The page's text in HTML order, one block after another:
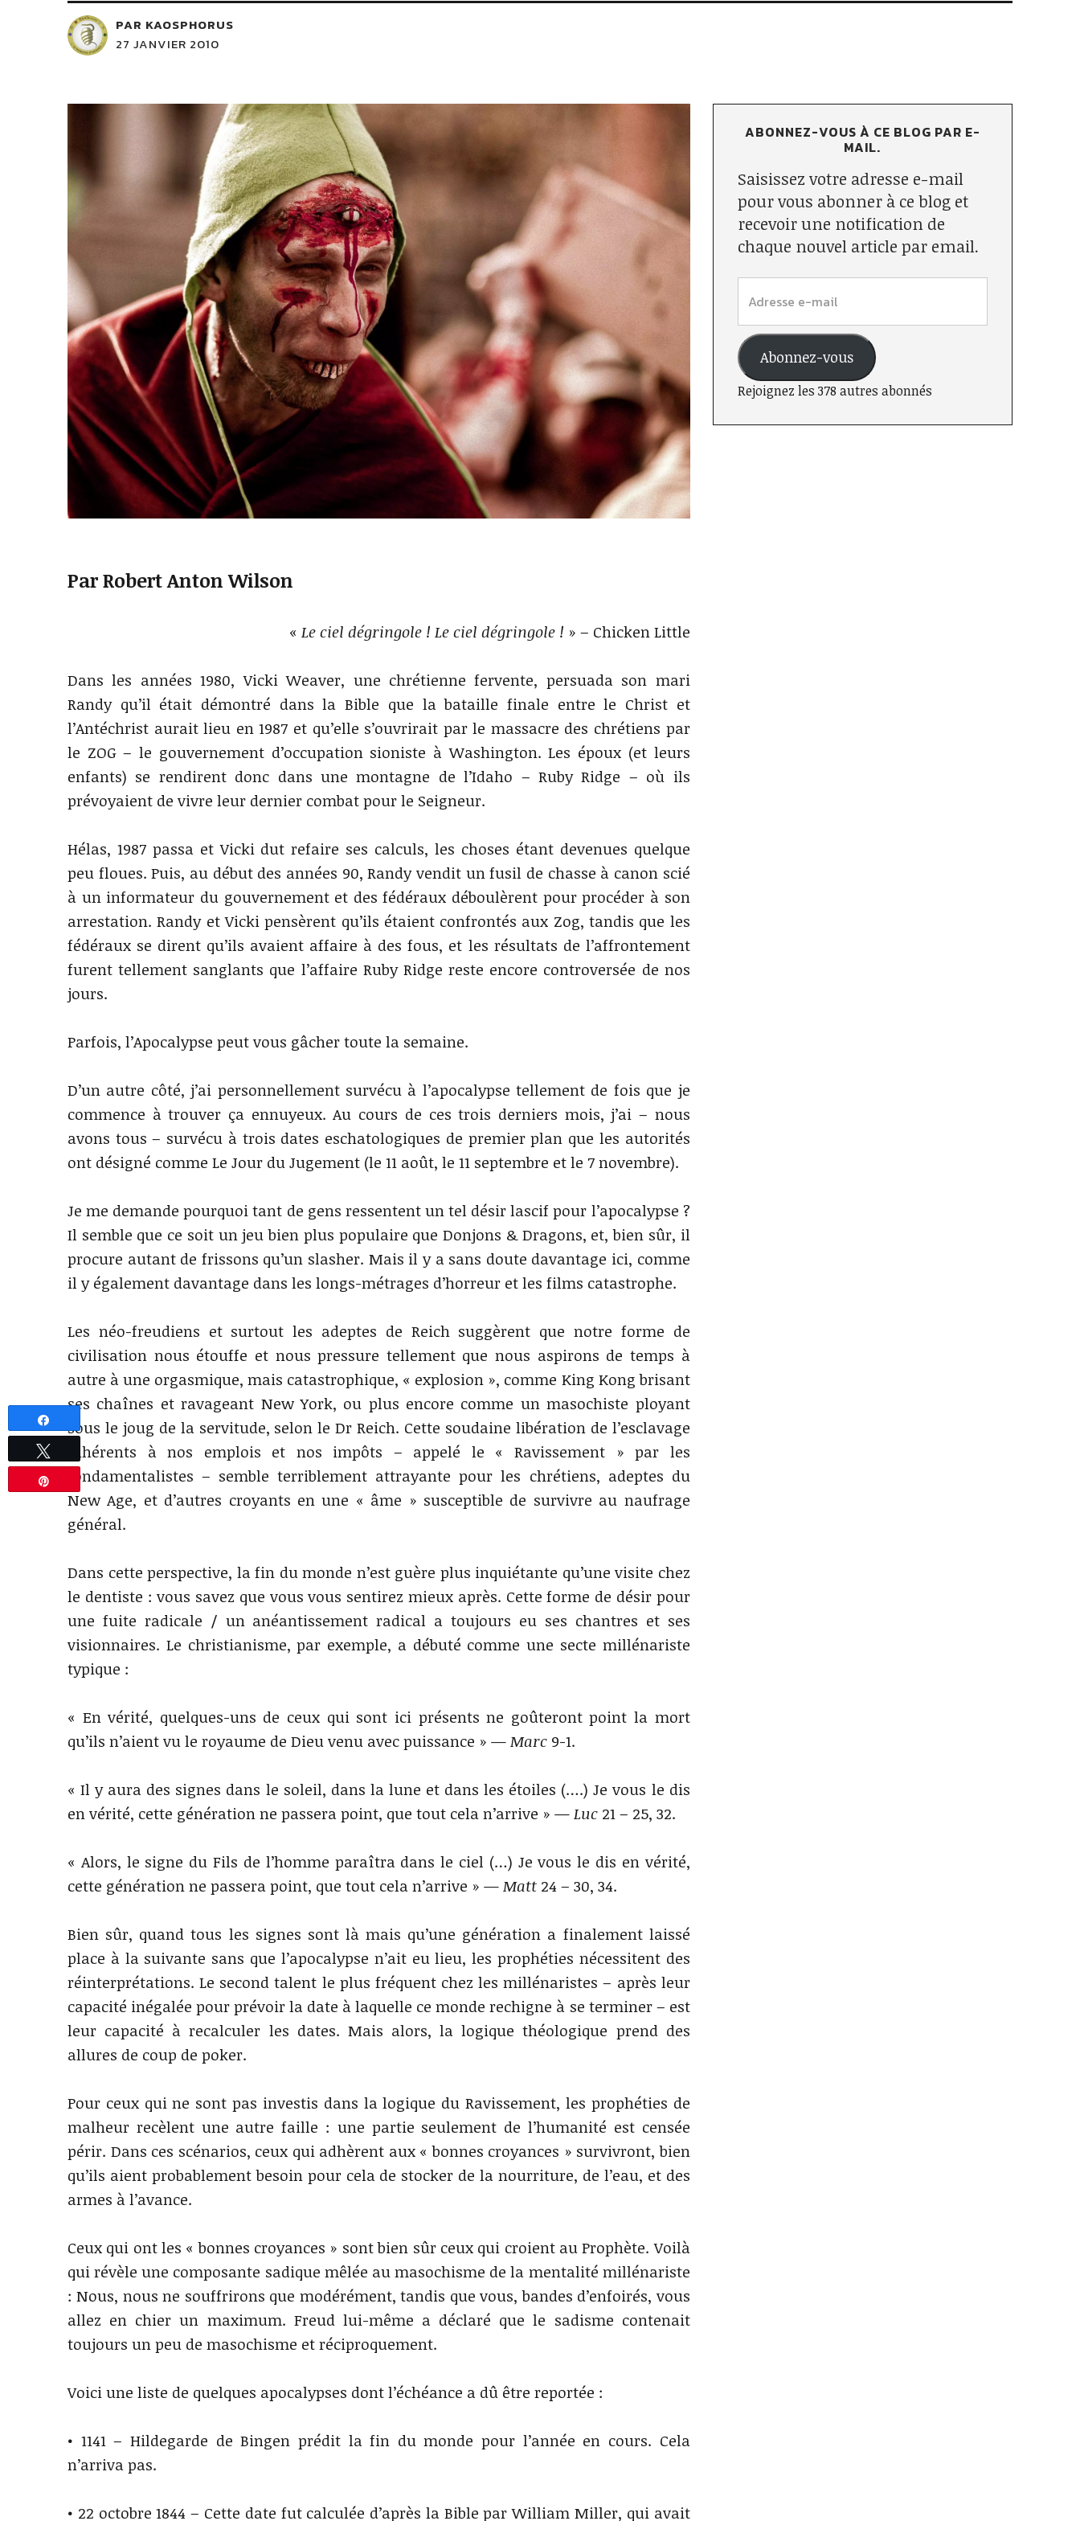
PAR KAOSPHORUS
27 JANVIER 2010
Par Robert Anton Wilson
« Le ciel dégringole ! Le ciel dégringole ! » – Chicken Little
Dans les années 1980, Vicki Weaver, une chrétienne fervente, persuada son mari
Randy qu’il était démontré dans la Bible que la bataille finale entre le Christ et
l’Antéchrist aurait lieu en 1987 et qu’elle s’ouvrirait par le massacre des chrétiens par
le ZOG – le gouvernement d’occupation sioniste à Washington. Les époux (et leurs
enfants) se rendirent donc dans une montagne de l’Idaho – Ruby Ridge – où ils
prévoyaient de vivre leur dernier combat pour le Seigneur.
Hélas, 1987 passa et Vicki dut refaire ses calculs, les choses étant devenues quelque
peu floues. Puis, au début des années 90, Randy vendit un fusil de chasse à canon scié
à un informateur du gouvernement et des fédéraux déboulèrent pour procéder à son
arrestation. Randy et Vicki pensèrent qu’ils étaient confrontés aux Zog, tandis que les
fédéraux se dirent qu’ils avaient affaire à des fous, et les résultats de l’affrontement
furent tellement sanglants que l’affaire Ruby Ridge reste encore controversée de nos
jours.
Parfois, l’Apocalypse peut vous gâcher toute la semaine.
D’un autre côté, j’ai personnellement survécu à l’apocalypse tellement de fois que je
commence à trouver ça ennuyeux. Au cours de ces trois derniers mois, j’ai – nous
avons tous – survécu à trois dates eschatologiques de premier plan que les autorités
ont désigné comme Le Jour du Jugement (le 11 août, le 11 septembre et le 7 novembre).
Je me demande pourquoi tant de gens ressentent un tel désir lascif pour l’apocalypse ?
Il semble que ce soit un jeu bien plus populaire que Donjons & Dragons, et, bien sûr, il
procure autant de frissons qu’un slasher. Mais il y a sans doute davantage ici, comme
il y également davantage dans les longs-métrages d’horreur et les films catastrophe.
Les néo-freudiens et surtout les adeptes de Reich suggèrent que notre forme de
civilisation nous étouffe et nous pressure tellement que nous aspirons de temps à
autre à une orgasmique, mais catastrophique, « explosion », comme King Kong brisant
ses chaînes et ravageant New York, ou plus encore comme un masochiste ployant
sous le joug de la servitude, selon le Dr Reich. Cette soudaine libération de l’esclavage
inhérents à nos emplois et nos impôts – appelé le « Ravissement » par les
fondamentalistes – semble terriblement attrayante pour les chrétiens, adeptes du
New Age, et d’autres croyants en une « âme » susceptible de survivre au naufrage
général.
Dans cette perspective, la fin du monde n’est guère plus inquiétante qu’une visite chez
le dentiste : vous savez que vous vous sentirez mieux après. Cette forme de désir pour
une fuite radicale / un anéantissement radical a toujours eu ses chantres et ses
visionnaires. Le christianisme, par exemple, a débuté comme une secte millénariste
typique :
« En vérité, quelques-uns de ceux qui sont ici présents ne goûteront point la mort
qu’ils n’aient vu le royaume de Dieu venu avec puissance » —Marc 9-1.
« Il y aura des signes dans le soleil, dans la lune et dans les étoiles (….) Je vous le dis
en vérité, cette génération ne passera point, que tout cela n’arrive » —Luc 21 – 25, 32.
« Alors, le signe du Fils de l’homme paraîtra dans le ciel (…) Je vous le dis en vérité,
cette génération ne passera point, que tout cela n’arrive » —Matt 24 – 30, 34.
Bien sûr, quand tous les signes sont là mais qu’une génération a finalement laissé
place à la suivante sans que l’apocalypse n’ait eu lieu, les prophéties nécessitent des
réinterprétations. Le second talent le plus fréquent chez les millénaristes – après leur
capacité inégalée pour prévoir la date à laquelle ce monde rechigne à se terminer – est
leur capacité à recalculer les dates. Mais alors, la logique théologique prend des
allures de coup de poker.
Pour ceux qui ne sont pas investis dans la logique du Ravissement, les prophéties de
malheur recèlent une autre faille : une partie seulement de l’humanité est censée
périr. Dans ces scénarios, ceux qui adhèrent aux « bonnes croyances » survivront, bien
qu’ils aient probablement besoin pour cela de stocker de la nourriture, de l’eau, et des
armes à l’avance.
Ceux qui ont les « bonnes croyances » sont bien sûr ceux qui croient au Prophète. Voilà
qui révèle une composante sadique mêlée au masochisme de la mentalité millénariste
: Nous, nous ne souffrirons que modérément, tandis que vous, bandes d’enfoirés, vous
allez en chier un maximum. Freud lui-même a déclaré que le sadisme contenait
toujours un peu de masochisme et réciproquement.
Voici une liste de quelques apocalypses dont l’échéance a dû être reportée :
• 1141 – Hildegarde de Bingen prédit la fin du monde pour l’année en cours. Cela
n’arriva pas.
• 22 octobre 1844 – Cette date fut calculée d’après la Bible par William Miller, qui avait
ABONNEZ-VOUS À CE BLOG PAR E-
MAIL.
Saisissez votre adresse e-mail
pour vous abonner à ce blog et
recevoir une notification de
chaque nouvel article par email.
Abonnez-vous
Rejoignez les 378 autres abonnés
Tweetez
Épingle